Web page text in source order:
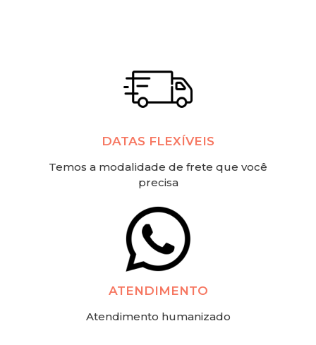
DATAS FLEXÍVEIS
Temos a modalidade de frete que você
precisa
ATENDIMENTO
Atendimento humanizado